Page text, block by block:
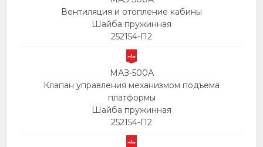
Вентиляция и отопление кабины
Шайба пружинная
252154-П2
МАЗ-500А
Клапан управления механизмом подъема
платформы
Шайба пружинная
252154-П2